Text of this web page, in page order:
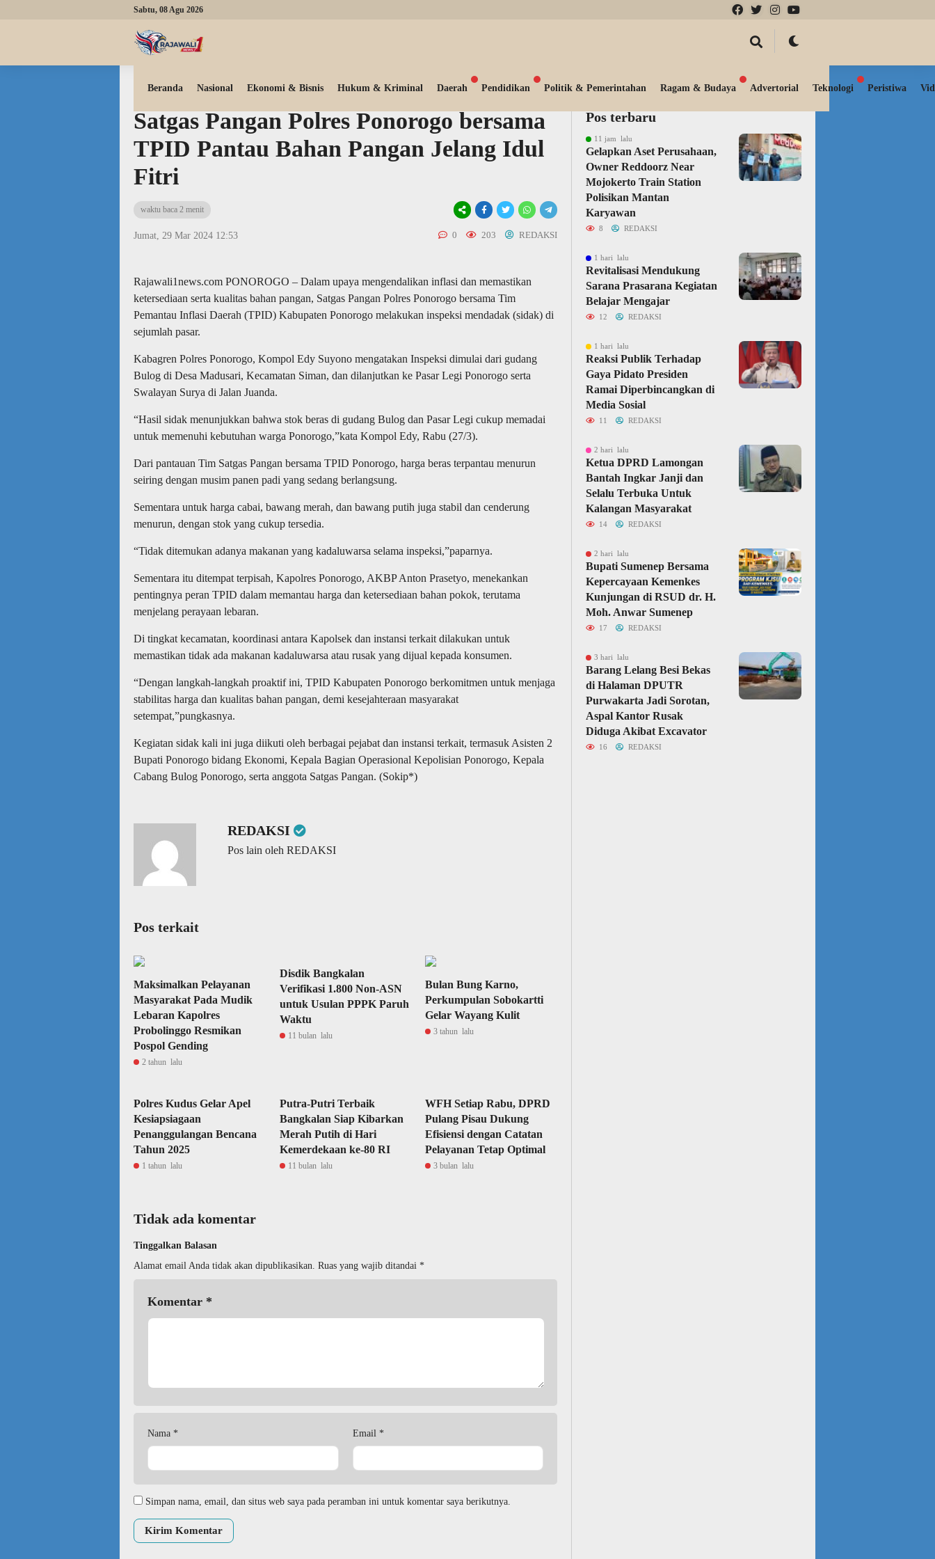
Sabtu, 08 Agu 2026
Beranda Nasional Ekonomi & Bisnis Hukum & Kriminal Daerah Pendidikan Politik & Pemerintahan Ragam & Budaya Advertorial Teknologi Peristiwa
Satgas Pangan Polres Ponorogo bersama
TPID Pantau Bahan Pangan Jelang Idul
Fitri
waktu baca 2 menit
Jumat, 29 Mar 2024 12:53 0 203 REDAKSI
Rajawali1news.com PONOROGO – Dalam upaya mengendalikan inflasi dan memastikan
ketersediaan serta kualitas bahan pangan, Satgas Pangan Polres Ponorogo bersama Tim
Pemantau Inflasi Daerah (TPID) Kabupaten Ponorogo melakukan inspeksi mendadak (sidak) di
sejumlah pasar.
Kabagren Polres Ponorogo, Kompol Edy Suyono mengatakan Inspeksi dimulai dari gudang
Bulog di Desa Madusari, Kecamatan Siman, dan dilanjutkan ke Pasar Legi Ponorogo serta
Swalayan Surya di Jalan Juanda.
“Hasil sidak menunjukkan bahwa stok beras di gudang Bulog dan Pasar Legi cukup memadai
untuk memenuhi kebutuhan warga Ponorogo,”kata Kompol Edy, Rabu (27/3).
Dari pantauan Tim Satgas Pangan bersama TPID Ponorogo, harga beras terpantau menurun
seiring dengan musim panen padi yang sedang berlangsung.
Sementara untuk harga cabai, bawang merah, dan bawang putih juga stabil dan cenderung
menurun, dengan stok yang cukup tersedia.
“Tidak ditemukan adanya makanan yang kadaluwarsa selama inspeksi,”paparnya.
Sementara itu ditempat terpisah, Kapolres Ponorogo, AKBP Anton Prasetyo, menekankan
pentingnya peran TPID dalam memantau harga dan ketersediaan bahan pokok, terutama
menjelang perayaan lebaran.
Di tingkat kecamatan, koordinasi antara Kapolsek dan instansi terkait dilakukan untuk
memastikan tidak ada makanan kadaluwarsa atau rusak yang dijual kepada konsumen.
“Dengan langkah-langkah proaktif ini, TPID Kabupaten Ponorogo berkomitmen untuk menjaga
stabilitas harga dan kualitas bahan pangan, demi kesejahteraan masyarakat
setempat,”pungkasnya.
Kegiatan sidak kali ini juga diikuti oleh berbagai pejabat dan instansi terkait, termasuk Asisten 2
Bupati Ponorogo bidang Ekonomi, Kepala Bagian Operasional Kepolisian Ponorogo, Kepala
Cabang Bulog Ponorogo, serta anggota Satgas Pangan. (Sokip*)
REDAKSI
Pos lain oleh REDAKSI
Pos terkait
Maksimalkan Pelayanan
Masyarakat Pada Mudik
Lebaran Kapolres
Probolinggo Resmikan
Pospol Gending
2 tahun lalu
Disdik Bangkalan
Verifikasi 1.800 Non-ASN
untuk Usulan PPPK Paruh
Waktu
11 bulan lalu
Bulan Bung Karno,
Perkumpulan Sobokartti
Gelar Wayang Kulit
3 tahun lalu
Polres Kudus Gelar Apel
Kesiapsiagaan
Penanggulangan Bencana
Tahun 2025
1 tahun lalu
Putra-Putri Terbaik
Bangkalan Siap Kibarkan
Merah Putih di Hari
Kemerdekaan ke-80 RI
11 bulan lalu
WFH Setiap Rabu, DPRD
Pulang Pisau Dukung
Efisiensi dengan Catatan
Pelayanan Tetap Optimal
3 bulan lalu
Tidak ada komentar
Tinggalkan Balasan
Alamat email Anda tidak akan dipublikasikan. Ruas yang wajib ditandai *
Komentar *
Nama * Email *
Simpan nama, email, dan situs web saya pada peramban ini untuk komentar saya berikutnya.
Pos terbaru
11 jam lalu
Gelapkan Aset Perusahaan,
Owner Reddoorz Near
Mojokerto Train Station
Polisikan Mantan
Karyawan
8 REDAKSI
1 hari lalu
Revitalisasi Mendukung
Sarana Prasarana Kegiatan
Belajar Mengajar
12 REDAKSI
1 hari lalu
Reaksi Publik Terhadap
Gaya Pidato Presiden
Ramai Diperbincangkan di
Media Sosial
11 REDAKSI
2 hari lalu
Ketua DPRD Lamongan
Bantah Ingkar Janji dan
Selalu Terbuka Untuk
Kalangan Masyarakat
14 REDAKSI
2 hari lalu
Bupati Sumenep Bersama
Kepercayaan Kemenkes
Kunjungan di RSUD dr. H.
Moh. Anwar Sumenep
17 REDAKSI
3 hari lalu
Barang Lelang Besi Bekas
di Halaman DPUTR
Purwakarta Jadi Sorotan,
Aspal Kantor Rusak
Diduga Akibat Excavator
16 REDAKSI